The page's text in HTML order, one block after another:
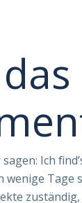
Ich
Tage